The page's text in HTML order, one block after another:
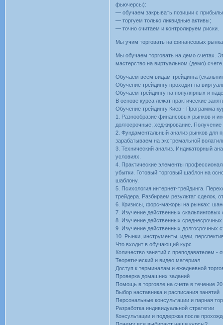
фьючерсы):
— обучаем закрывать позиции с
— торгуем только ликвидные активы;
— точно считаем и контролируем риски.
Мы учим торговать на финансовых
Мы обучаем торговать на демо счетах.
мастерство на виртуальном (демо)
Обучаем всем видам трейдинга
Обучение трейдингу проходит на
Обучаем трейдингу на популярных и
В основе курса лежат практические
Обучение трейдингу Киев - Программа
1. Разнообразие финансовых рынков и
долгосрочные, хеджирование.
2. Фундаментальный анализ рынков для
зарабатываем на экстремальной
3. Технический анализ. Индикаторный
условиях.
4. Практические элементы
убытки. Готовый торговый шаблон на
шаблону.
5. Психология интернет-трейдинга.
трейдера. Разбираем результат
6. Кризисы, форс-мажоры на рынках:
7. Изучение действенных скальпинговых
8. Изучение действенных
9. Изучение действенных долгосрочных
10. Рынки, инструменты, идеи,
Что входит в обучающий курс
Количество занятий с преподавателем -
Теоретический и видео материал
Доступ к терминалам и ежедневной
Проверка домашних заданий
Помощь в торговле на счете в течение
Выбор наставника и расписания занятий
Персональные консультации и парная
Разработка индивидуальной стратегии
Консультации и поддержка после